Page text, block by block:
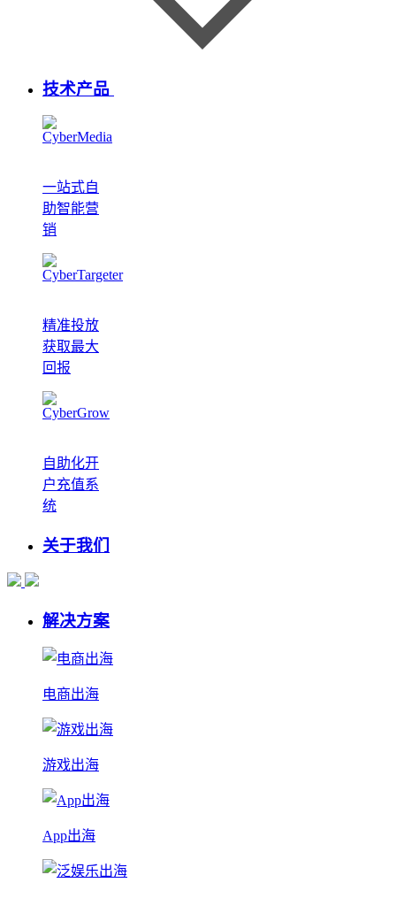
技术产品
一站式自
助智能营
销
精准投放
获取最大
回报
自助化开
户充值系
统
关于我们
解决方案
电商出海
游戏出海
App出海